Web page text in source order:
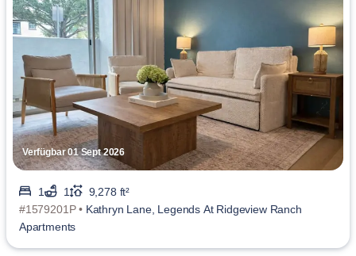
Verfügbar 01 Sept 2026
1 1
9,278 ft²
#1579201P • Kathryn Lane, Legends At Ridgeview Ranch
Apartments